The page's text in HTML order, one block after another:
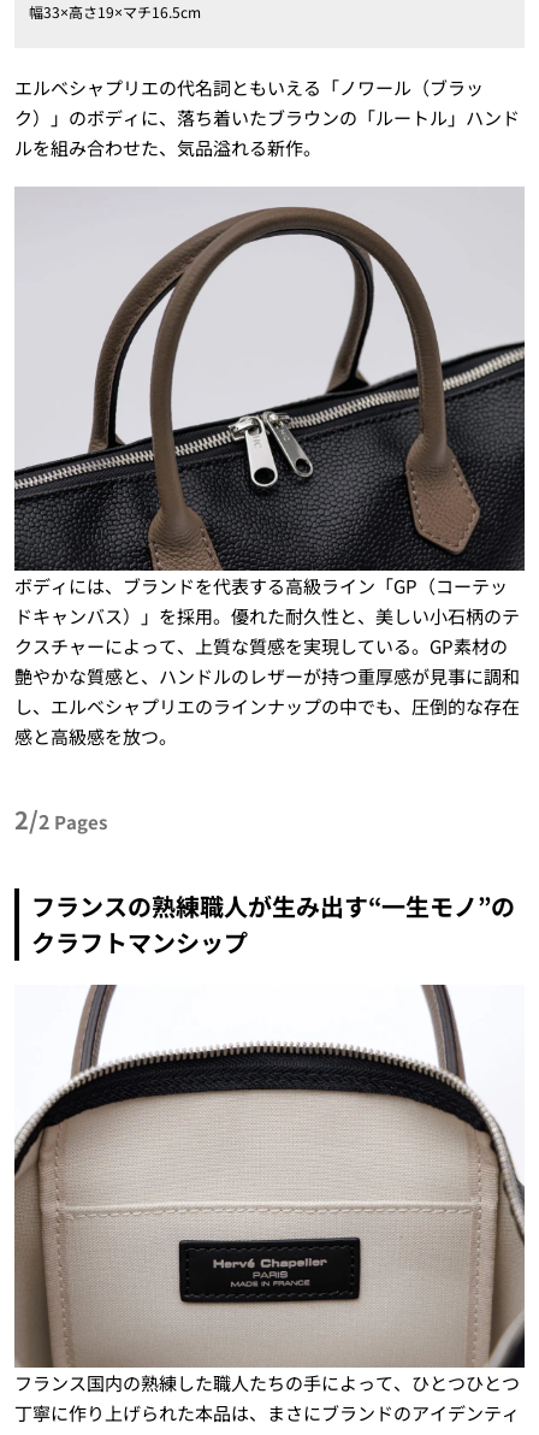
幅33×高さ19×マチ16.5cm
エルベシャプリエの代名詞ともいえる「ノワール（ブラッ
ク）」のボディに、落ち着いたブラウンの「ルートル」ハンド
ルを組み合わせた、気品溢れる新作。
ボディには、ブランドを代表する高級ライン「GP（コーテッ
ドキャンバス）」を採用。優れた耐久性と、美しい小石柄のテ
クスチャーによって、上質な質感を実現している。GP素材の
艶やかな質感と、ハンドルのレザーが持つ重厚感が見事に調和
し、エルベシャプリエのラインナップの中でも、圧倒的な存在
感と高級感を放つ。
2/2 Pages
フランスの熟練職人が生み出す“一生モノ”の
クラフトマンシップ
フランス国内の熟練した職人たちの手によって、ひとつひとつ
丁寧に作り上げられた本品は、まさにブランドのアイデンティ